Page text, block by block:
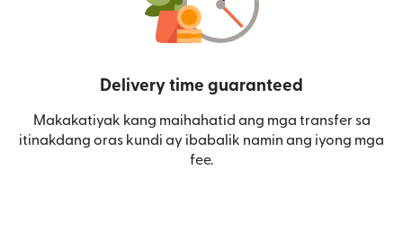
Delivery time guaranteed
Makakatiyak kang maihahatid ang mga transfer sa
itinakdang oras kundi ay ibabalik namin ang iyong mga
fee.